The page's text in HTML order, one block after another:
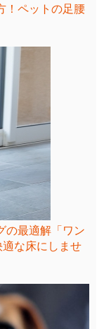
！ペットの足腰
の最適解「ワン
な床にしませ